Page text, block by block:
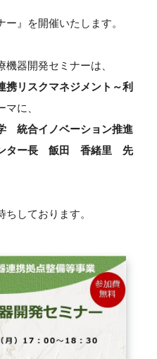
ー』を開催いたします。
器開発セミナーは、
携リスクマネジメント～利
マに、
統合イノベーション推進
ター長 飯田 香緒里 先
しております。